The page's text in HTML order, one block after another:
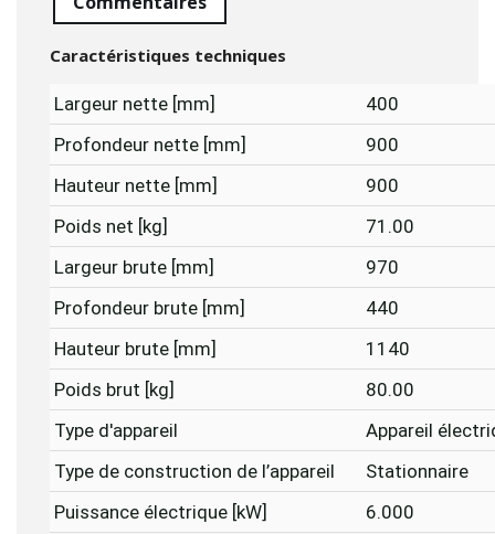
Caractéristiques techniques
Largeur nette [mm]
400
Profondeur nette [mm]
900
Hauteur nette [mm]
900
Poids net [kg]
71.00
Largeur brute [mm]
970
Profondeur brute [mm]
440
Hauteur brute [mm]
1140
Poids brut [kg]
80.00
Type d'appareil
Appareil
Type de construction de l’appareil
Stationnaire
Puissance électrique [kW]
6.000